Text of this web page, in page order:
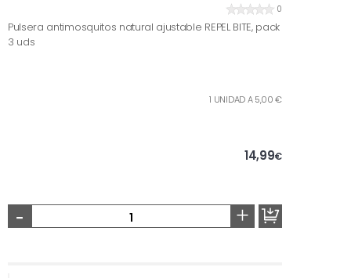
0
Pulsera antimosquitos natural ajustable REPEL BITE, pack
3 uds
1 UNIDAD A 5,00 €
14,99€
- +